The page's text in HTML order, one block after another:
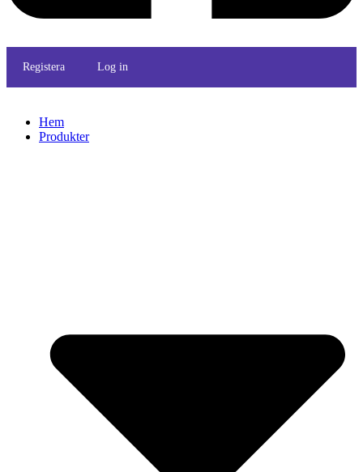
Registera Log in
Hem
Produkter